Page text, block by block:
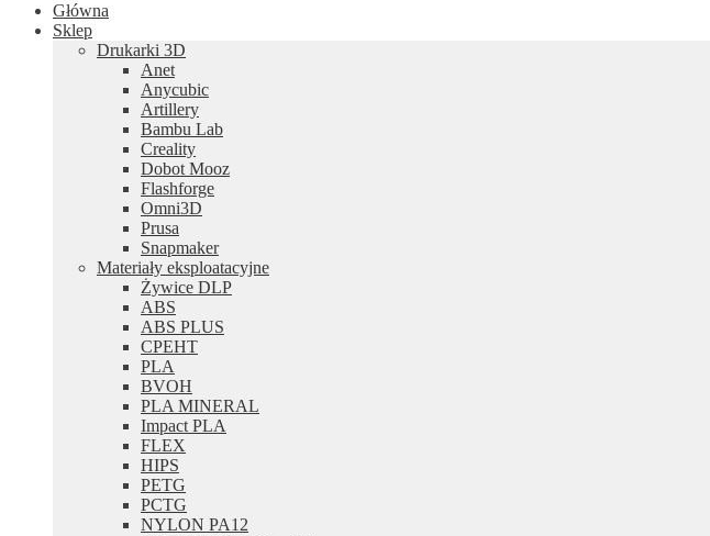
Główna
Sklep
Drukarki 3D
Anet
Anycubic
Artillery
Bambu Lab
Creality
Dobot Mooz
Flashforge
Omni3D
Prusa
Snapmaker
Materiały eksploatacyjne
Żywice DLP
ABS
ABS PLUS
CPEHT
PLA
BVOH
PLA MINERAL
Impact PLA
FLEX
HIPS
PETG
PCTG
NYLON PA12